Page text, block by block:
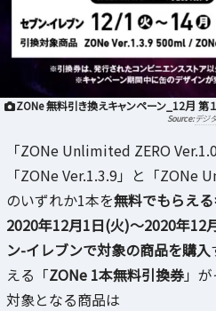
ZONe 無料引き換えキャンペーン_12月 第
デジ
「ZONe Unlimited ZERO
「ZONe Ver.1.3.9」と「ZONe
のいずれか1本を無料でもらえ
2020年12月1日(火)～2020年12
ン-イレブンで対象の商品を購入
える「ZONe 1本無料引換券」が
対象となる商品は